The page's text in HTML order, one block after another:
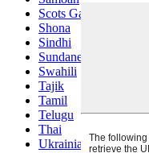
Scots Gaelic
Shona
Sindhi
Sundanese
Swahili
Tajik
Tamil
Telugu
Thai
Ukrainian